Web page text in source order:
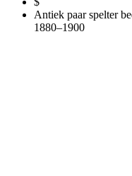
Antiek paar spelter
1880–1900